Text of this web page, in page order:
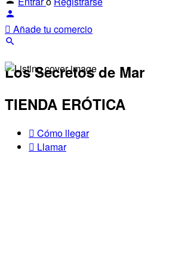
Añade tu comercio
Los Secretos de Mar
TIENDA ERÓTICA
Cómo llegar
Llamar